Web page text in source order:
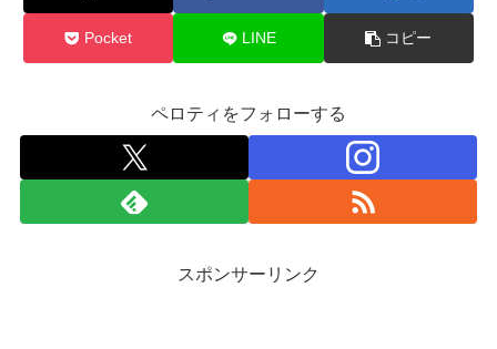
Pocket LINE コピー
ペロティをフォローする
スポンサーリンク